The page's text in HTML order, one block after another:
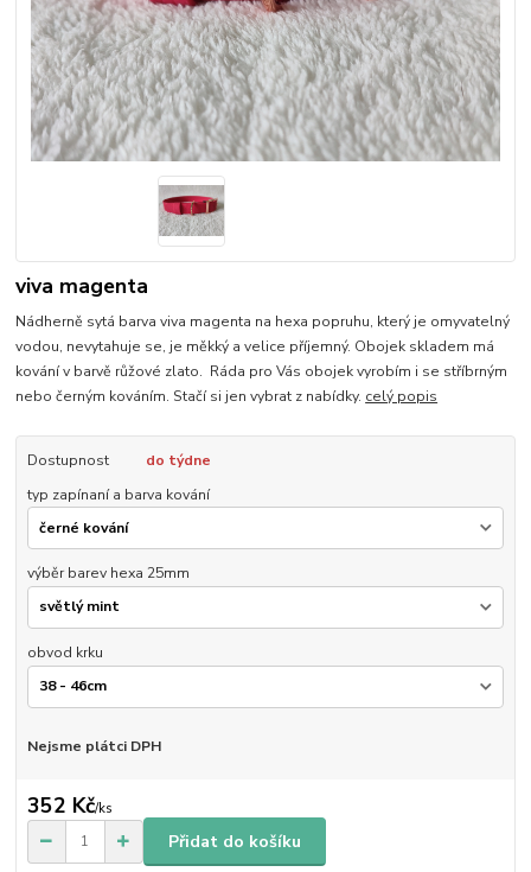
viva magenta
Nádherně sytá barva viva magenta na hexa popruhu, který je omyvatelný
vodou, nevytahuje se, je měkký a velice příjemný. Obojek skladem má
kování v barvě růžové zlato. Ráda pro Vás obojek vyrobím i se stříbrným
nebo černým kováním. Stačí si jen vybrat z nabídky. celý popis
Dostupnost
do týdne
typ zapínaní a barva kování
výběr barev hexa 25mm
obvod krku
Nejsme plátci DPH
352 Kč/ks
Přidat do košíku